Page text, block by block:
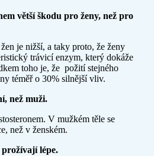
větší škodu pro ženy, než pro
je nižší, a taky proto, že ženy
trávicí enzym, který dokáže
toho je, že požití stejného
téměř o 30% silnější vliv.
než muži.
V mužkém těle se
než v ženském.
prožívají lépe.